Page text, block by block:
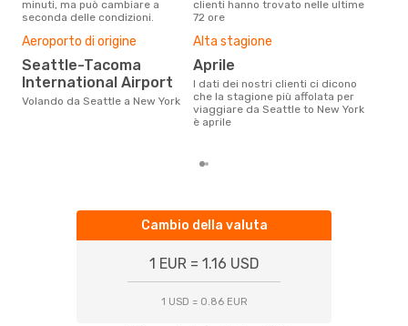
minuti, ma può cambiare a
seconda delle condizioni.
clienti hanno trovato nelle ultime
72 ore
Aeroporto di origine
Seattle-Tacoma
International Airport
Volando da Seattle a New York
Alta stagione
aprile
I dati dei nostri clienti ci dicono
che la stagione più affolata per
viaggiare da Seattle to New York
è aprile
Cambio della valuta
1 EUR = 1.16 USD
1 USD = 0.86 EUR